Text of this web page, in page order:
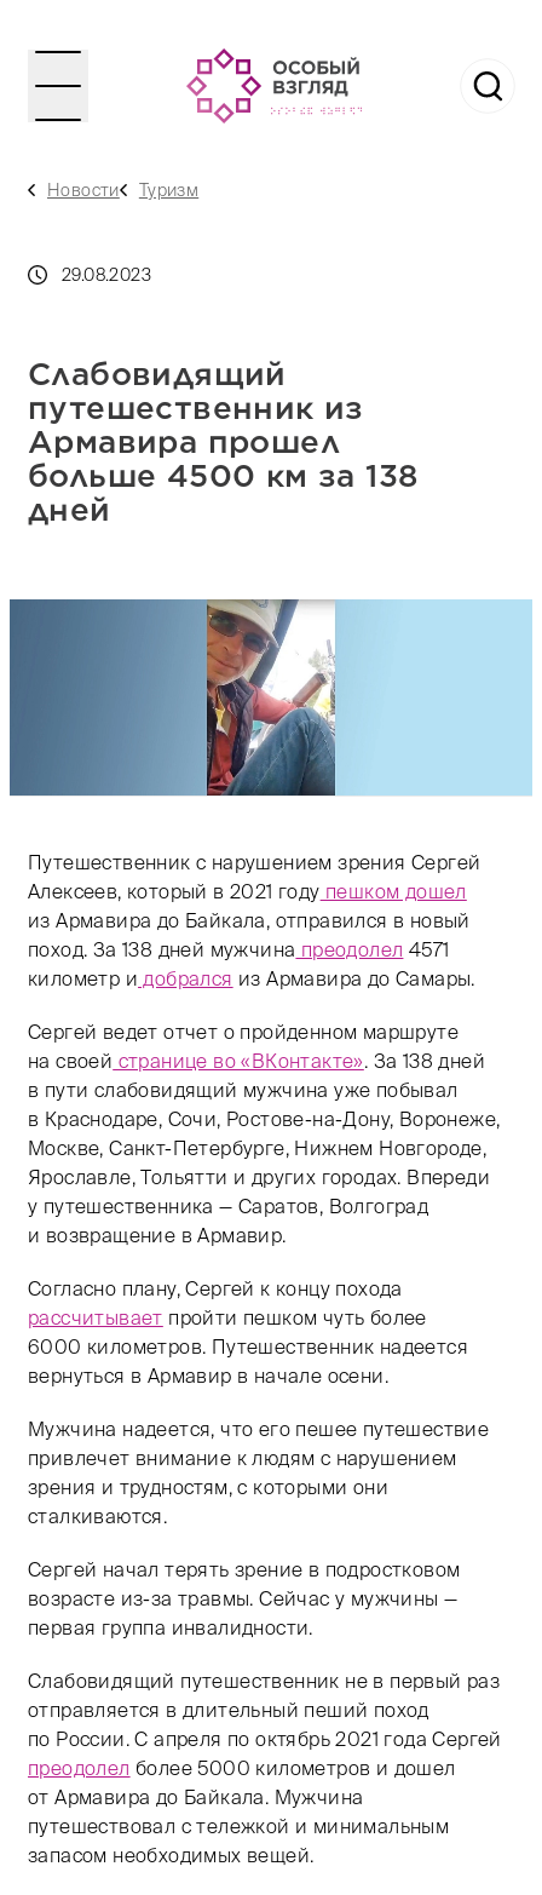
Новости Туризм
29.08.2023
Слабовидящий
путешественник из
Армавира прошел
больше 4500 км за 138
дней
Путешественник с нарушением зрения Сергей
Алексеев, который в 2021 году пешком дошел
из Армавира до Байкала, отправился в новый
поход. За 138 дней мужчина преодолел 4571
километр и добрался из Армавира до Самары.
Сергей ведет отчет о пройденном маршруте
на своей странице во «ВКонтакте». За 138 дней
в пути слабовидящий мужчина уже побывал
в Краснодаре, Сочи, Ростове-на-Дону, Воронеже,
Москве, Санкт-Петербурге, Нижнем Новгороде,
Ярославле, Тольятти и других городах. Впереди
у путешественника — Саратов, Волгоград
и возвращение в Армавир.
Согласно плану, Сергей к концу похода
рассчитывает пройти пешком чуть более
6000 километров. Путешественник надеется
вернуться в Армавир в начале осени.
Мужчина надеется, что его пешее путешествие
привлечет внимание к людям с нарушением
зрения и трудностям, с которыми они
сталкиваются.
Сергей начал терять зрение в подростковом
возрасте из-за травмы. Сейчас у мужчины —
первая группа инвалидности.
Слабовидящий путешественник не в первый раз
отправляется в длительный пеший поход
по России. С апреля по октябрь 2021 года Сергей
преодолел более 5000 километров и дошел
от Армавира до Байкала. Мужчина
путешествовал с тележкой и минимальным
запасом необходимых вещей.